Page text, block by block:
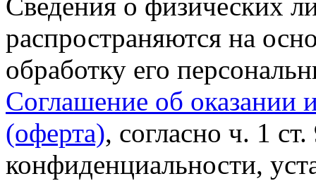
Сведения о физических
распространяются на
обработку его
Соглашение об оказании
(оферта), согласно ч. 1
конфиденциальности,